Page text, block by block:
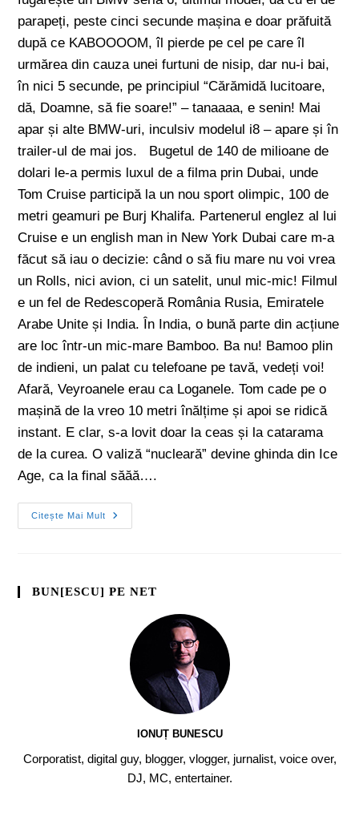
parapeți, peste cinci secunde mașina e doar prăfuită
după ce KABOOOOM, îl pierde pe cel pe care îl
urmărea din cauza unei furtuni de nisip, dar nu-i bai,
în nici 5 secunde, pe principiul “Cărămidă lucitoare,
dă, Doamne, să fie soare!” – tanaaaa, e senin! Mai
apar și alte BMW-uri, inculsiv modelul i8 – apare și în
trailer-ul de mai jos. Bugetul de 140 de milioane de
dolari le-a permis luxul de a filma prin Dubai, unde
Tom Cruise participă la un nou sport olimpic, 100 de
metri geamuri pe Burj Khalifa. Partenerul englez al lui
Cruise e un english man in New York Dubai care m-a
făcut să iau o decizie: când o să fiu mare nu voi vrea
un Rolls, nici avion, ci un satelit, unul mic-mic! Filmul
e un fel de Redescoperă România Rusia, Emiratele
Arabe Unite și India. În India, o bună parte din acțiune
are loc într-un mic-mare Bamboo. Ba nu! Bamoo plin
de indieni, un palat cu telefoane pe tavă, vedeți voi!
Afară, Veyroanele erau ca Loganele. Tom cade pe o
mașină de la vreo 10 metri înălțime și apoi se ridică
instant. E clar, s-a lovit doar la ceas și la catarama
de la curea. O valiză “nucleară” devine ghinda din Ice
Age, ca la final săăă….
Citește Mai Mult
BUN[ESCU] PE NET
IONUȚ BUNESCU
Corporatist, digital guy, blogger, vlogger, jurnalist, voice over,
DJ, MC, entertainer.